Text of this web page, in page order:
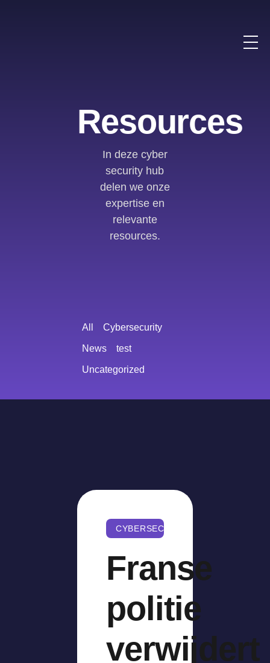
Resources
In deze cyber
security hub
delen we onze
expertise en
relevante
resources.
Cybersecurity
News test
Uncategorized
All
CYBERSECURITY
Franse
politie
verwijdert